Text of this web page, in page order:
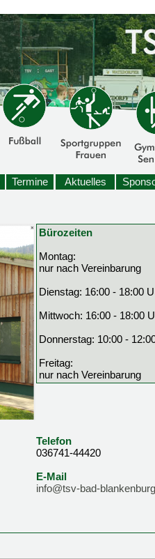
Termine Aktuelles
Bürozeiten
Montag:
nur nach Vereinbarung
Dienstag: 16:00 - 18:00
Mittwoch: 16:00 - 18:00
Donnerstag: 10:00 -
Freitag:
nur nach Vereinbarung
Telefon
036741-44420
E-Mail
info@tsv-bad-